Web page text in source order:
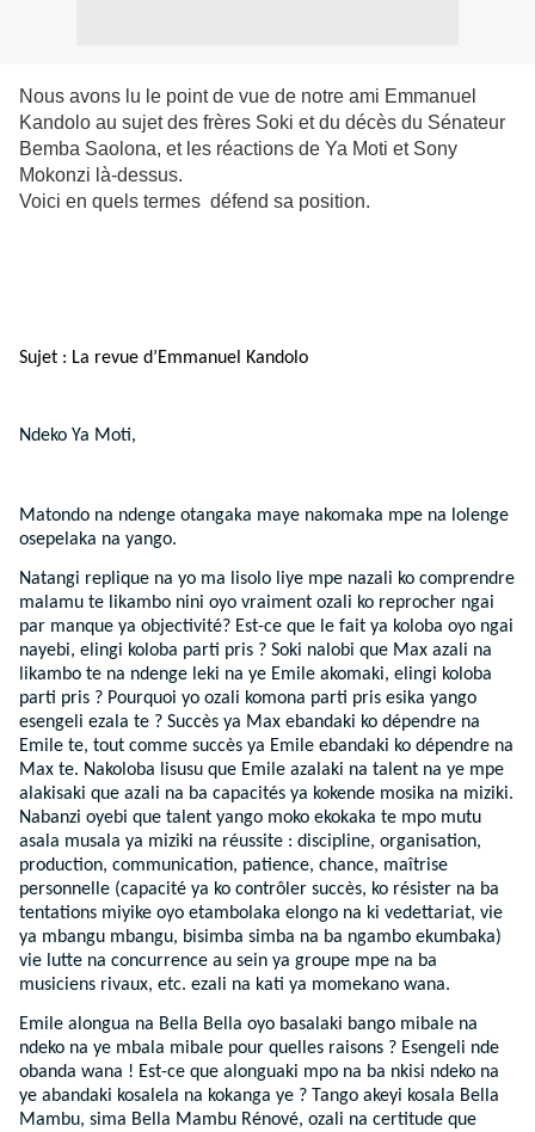
Nous avons lu le point de vue de notre ami Emmanuel
Kandolo au sujet des frères Soki et du décès du Sénateur
Bemba Saolona, et les réactions de Ya Moti et Sony
Mokonzi là-dessus.
Voici en quels termes défend sa position.
Sujet : La revue d’Emmanuel Kandolo
Ndeko Ya Moti,
Matondo na ndenge otangaka maye nakomaka mpe na lolenge
osepelaka na yango.
Natangi replique na yo ma lisolo liye mpe nazali ko comprendre
malamu te likambo nini oyo vraiment ozali ko reprocher ngai
par manque ya objectivité? Est-ce que le fait ya koloba oyo ngai
nayebi, elingi koloba parti pris ? Soki nalobi que Max azali na
likambo te na ndenge leki na ye Emile akomaki, elingi koloba
parti pris ? Pourquoi yo ozali komona parti pris esika yango
esengeli ezala te ? Succès ya Max ebandaki ko dépendre na
Emile te, tout comme succès ya Emile ebandaki ko dépendre na
Max te. Nakoloba lisusu que Emile azalaki na talent na ye mpe
alakisaki que azali na ba capacités ya kokende mosika na miziki.
Nabanzi oyebi que talent yango moko ekokaka te mpo mutu
asala musala ya miziki na réussite : discipline, organisation,
production, communication, patience, chance, maîtrise
personnelle (capacité ya ko contrôler succès, ko résister na ba
tentations miyike oyo etambolaka elongo na ki vedettariat, vie
ya mbangu mbangu, bisimba simba na ba ngambo ekumbaka)
vie lutte na concurrence au sein ya groupe mpe na ba
musiciens rivaux, etc. ezali na kati ya momekano wana.
Emile alongua na Bella Bella oyo basalaki bango mibale na
ndeko na ye mbala mibale pour quelles raisons ? Esengeli nde
obanda wana ! Est-ce que alonguaki mpo na ba nkisi ndeko na
ye abandaki kosalela na kokanga ye ? Tango akeyi kosala Bella
Mambu, sima Bella Mambu Rénové, ozali na certitude que